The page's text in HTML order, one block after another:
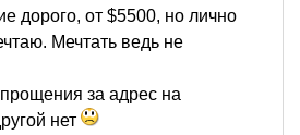
дорого, от $5500, но лично
Мечтать ведь не
за адрес на
нет